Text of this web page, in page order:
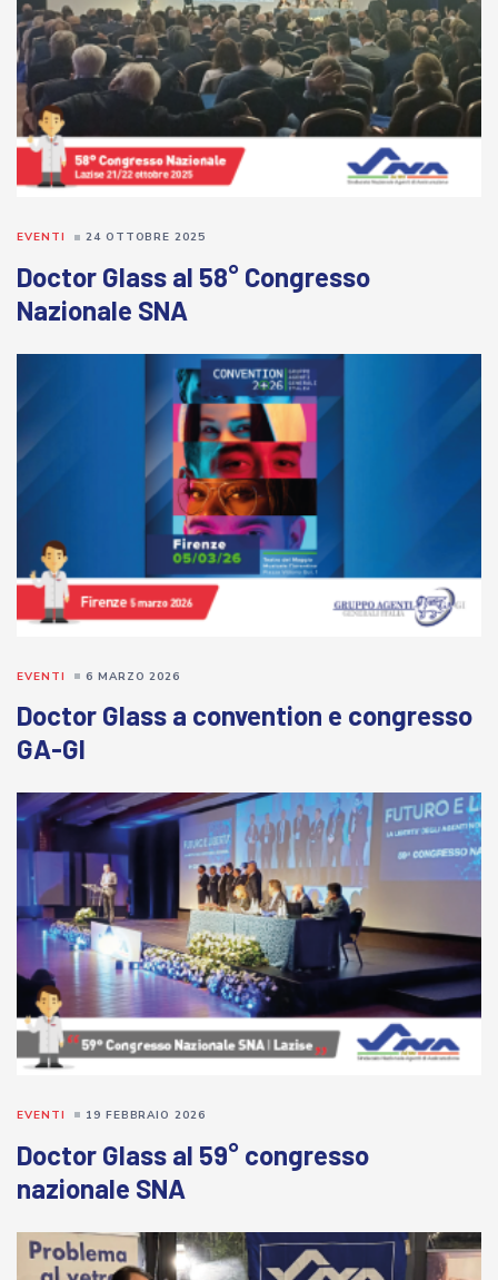
Doctor Glass al 58° Congresso
Nazionale SNA
EVENTI 24 OTTOBRE 2025
Doctor Glass a convention e congresso
GA-GI
EVENTI 6 MARZO 2026
Doctor Glass al 59° congresso
nazionale SNA
EVENTI 19 FEBBRAIO 2026